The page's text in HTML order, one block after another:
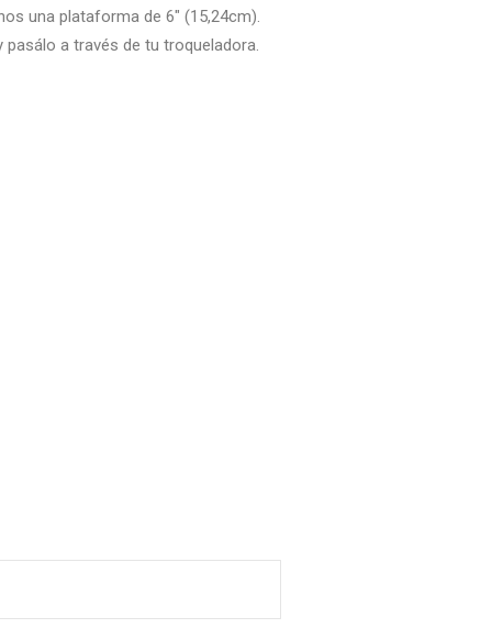
una plataforma de 6″ (15,24cm).
a través de tu troqueladora.